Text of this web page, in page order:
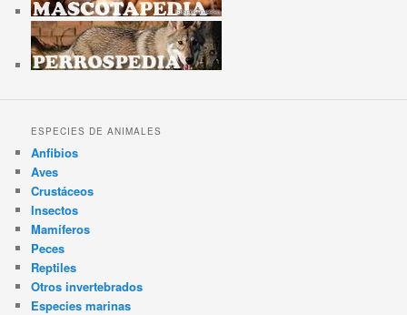
ESPECIES DE ANIMALES
Anfibios
Aves
Crustáceos
Insectos
Mamíferos
Peces
Reptiles
Otros invertebrados
Especies marinas